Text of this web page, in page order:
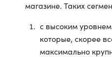
магазине. Таких
с высоким
которые, скорее
максимально